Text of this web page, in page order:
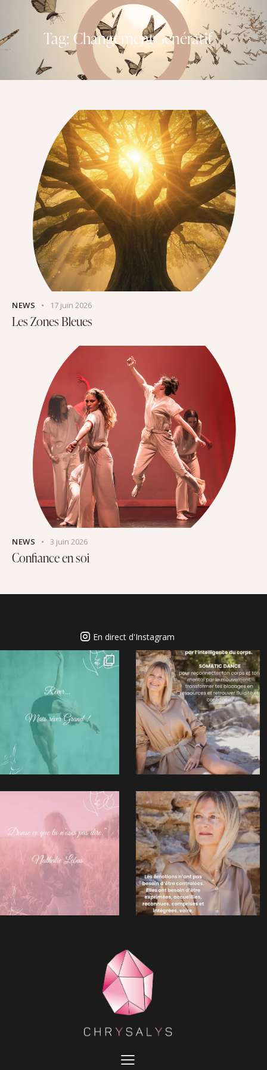
Tag: ChangementGénératif
NEWS 17 juin 2026
Les Zones Bleues
NEWS 3 juin 2026
Confiance en soi
En direct d'Instagram